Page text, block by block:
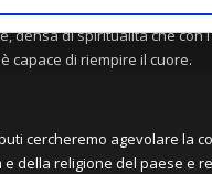
e conoscere questa
densa di spiritualità che con
capace di riempire il cuore.
cercheremo agevolare la
della religione del paese e